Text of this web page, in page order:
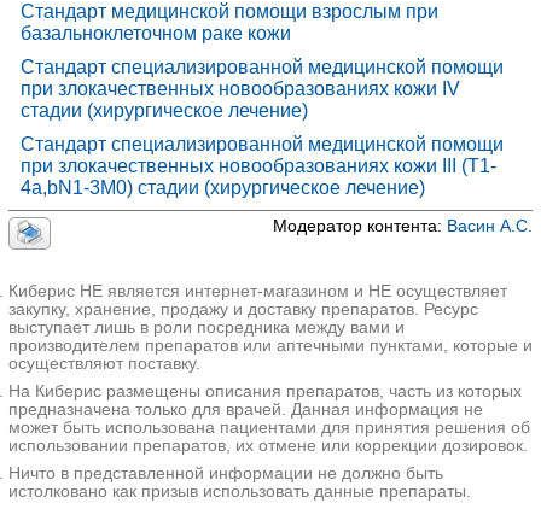
Стандарт медицинской помощи взрослым при
базальноклеточном раке кожи
Стандарт специализированной медицинской помощи
при злокачественных новообразованиях кожи IV
стадии (хирургическое лечение)
Стандарт специализированной медицинской помощи
при злокачественных новообразованиях кожи III (T1-
4a,bN1-3M0) стадии (хирургическое лечение)
Модератор контента: Васин А.С.
Киберис НЕ является интернет-магазином и НЕ осуществляет
закупку, хранение, продажу и доставку препаратов. Ресурс
выступает лишь в роли посредника между вами и
производителем препаратов или аптечными пунктами, которые и
осуществляют поставку.
На Киберис размещены описания препаратов, часть из которых
предназначена только для врачей. Данная информация не
может быть использована пациентами для принятия решения об
использовании препаратов, их отмене или коррекции дозировок.
Ничто в представленной информации не должно быть
истолковано как призыв использовать данные препараты.